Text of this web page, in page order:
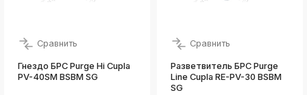
Сравнить
Гнездо БРС Purge Hi Cupla
PV-40SM BSBM SG
Сравнить
Разветвитель БРС Purge
Line Cupla RE-PV-30 BSBM
SG